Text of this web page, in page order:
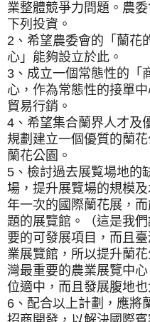
業整體競爭力問題。農
下列投資。
2、希望農委會的「蘭花
心」能夠設立於此。
3、成立一個常態性的「
心，作為常態性的接單
貿易行銷。
4、希望集合蘭界人才及
規劃建立一個優質的蘭
蘭花公園。
5、檢討過去展覧場地的
場，提升展覽場的規模
年一次的國際蘭花展，
題的展覽館。（這是我
要的可發展項目，而且
業展覽館，所以提升蘭
灣最重要的農業展覽中
位適中，而且發展腹地也
6、配合以上計劃，應將